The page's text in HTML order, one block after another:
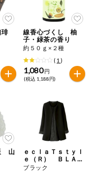
が含まれていない商品
に くるみ
線香心づくし 柚
子・緑茶の香り
約５０ｇ×２種
( 1 )
1,080 円
(税込 1,188円)
山
ｅｃｌａＴｓｔｙｌ
ｅ（Ｒ） ＢＬＡＣ
Ｋ フォーマルチュ
ニック長袖＋パンツ
ブラック